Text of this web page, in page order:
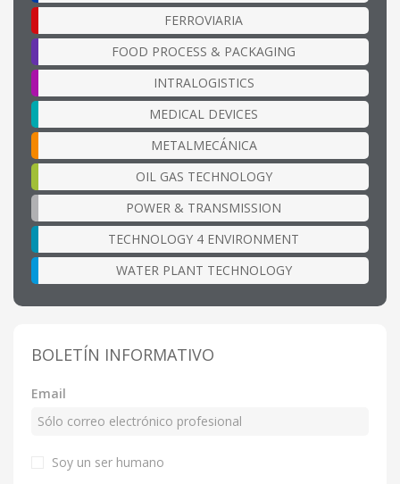
FERROVIARIA
FOOD PROCESS & PACKAGING
INTRALOGISTICS
MEDICAL DEVICES
METALMECÁNICA
OIL GAS TECHNOLOGY
POWER & TRANSMISSION
TECHNOLOGY 4 ENVIRONMENT
WATER PLANT TECHNOLOGY
BOLETÍN INFORMATIVO
Email
Soy un ser humano